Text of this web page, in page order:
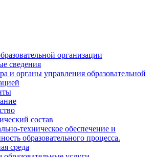
организации
сведения
и органы управления образовательной
состав
техническое обеспечение и
образовательного процесса.
среда